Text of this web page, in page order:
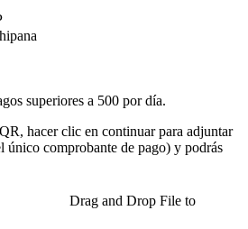
superiores a 500 por día.
hacer clic en continuar para adjuntar
único comprobante de pago) y podrás
Drag and Drop File to